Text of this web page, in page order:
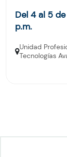
Del 4 al 5
p.m.
Unidad
Tecnologías